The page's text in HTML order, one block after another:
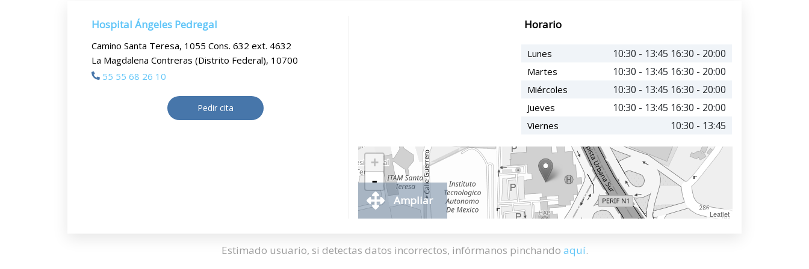
Hospital Ángeles Pedregal
Camino Santa Teresa, 1055 Cons. 632 ext. 4632
La Magdalena Contreras (Distrito Federal), 10700
55 55 68 26 10
Pedir cita
Horario
Lunes 10:30 - 13:45 16:30 - 20:00
Martes 10:30 - 13:45 16:30 - 20:00
Miércoles 10:30 - 13:45 16:30 - 20:00
Jueves 10:30 - 13:45 16:30 - 20:00
Viernes 10:30 - 13:45
+
-
Leaflet
Ampliar
Estimado usuario, si detectas datos incorrectos, infórmanos pinchando aquí.